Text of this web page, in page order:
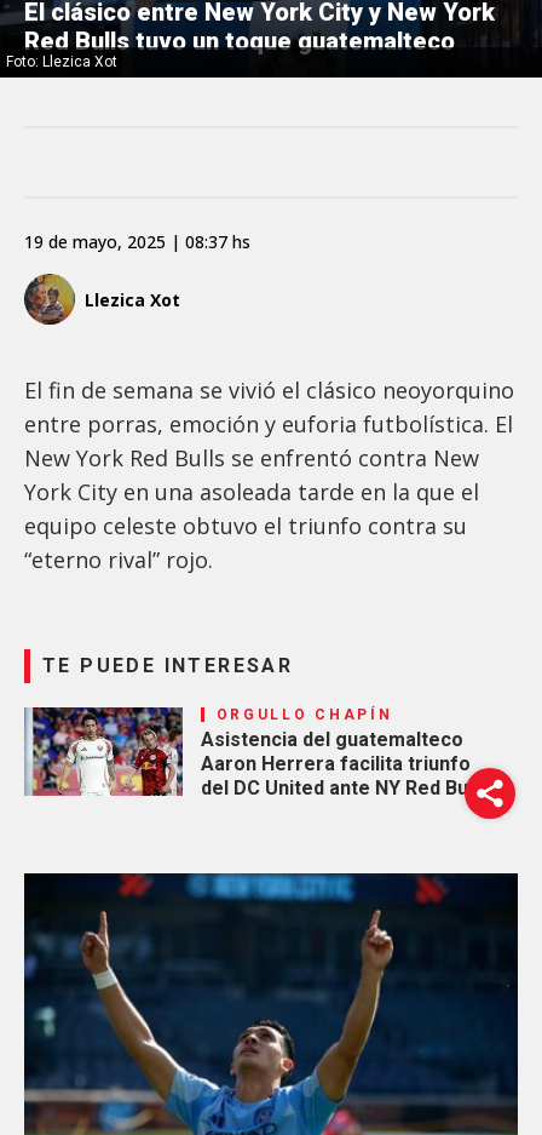
Foto: Llezica Xot
El clásico entre New York City y New York
Red Bulls tuvo un toque guatemalteco
Llezica Xot
19 de mayo, 2025 | 08:37 hs
El fin de semana se vivió el clásico neoyorquino
entre porras, emoción y euforia futbolística. El
New York Red Bulls se enfrentó contra New
York City en una asoleada tarde en la que el
equipo celeste obtuvo el triunfo contra su
“eterno rival” rojo.
TE PUEDE INTERESAR
ORGULLO CHAPÍN
Asistencia del guatemalteco
Aaron Herrera facilita triunfo
del DC United ante NY Red Bulls